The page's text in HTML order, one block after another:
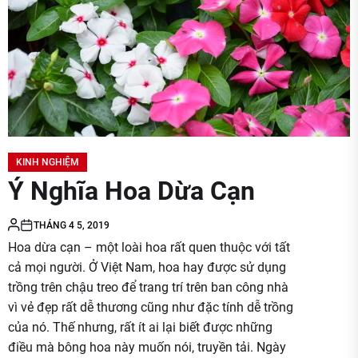
KINH NGHIỆM
Ý Nghĩa Hoa Dừa Cạn
THÁNG 4 5, 2019
Hoa dừa cạn – một loài hoa rất quen thuộc với tất
cả mọi người. Ở Việt Nam, hoa hay được sử dụng
trồng trên chậu treo để trang trí trên ban công nhà
vì vẻ đẹp rất dễ thương cũng như đặc tính dễ trồng
của nó. Thế nhưng, rất ít ai lại biết được những
điều mà bông hoa này muốn nói, truyền tải. Ngày